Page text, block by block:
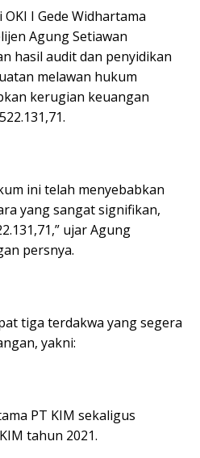
I Gede Widhartama
Agung Setiawan
hasil audit dan penyidikan
melawan hukum
kerugian keuangan
ini telah menyebabkan
yang sangat signifikan,
ujar Agung
persnya.
tiga terdakwa yang segera
yakni:
PT KIM sekaligus
tahun 2021.